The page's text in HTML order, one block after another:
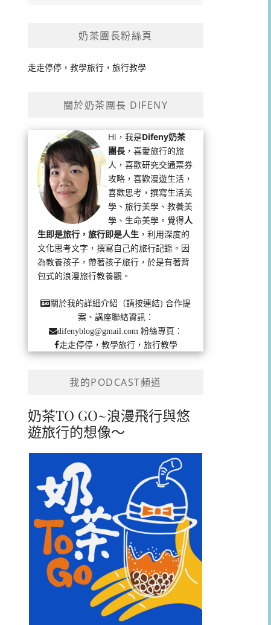
奶茶團長粉絲頁
走走停停，教學旅行，旅行教學
關於奶茶團長 DIFENY
Hi，我是Difeny奶茶
團長 ，喜愛旅行的旅
人，喜歡研究交通票券
攻略，喜歡漫遊生活，
喜歡思考，撰寫生活美
學、旅行美學、教養美
學、生命美學。覺得人
生即是旅行，旅行即是人生 ，利用深度的
文化思考文字，撰寫自己的旅行記錄。因
為教養孩子，帶著孩子旅行，於是有著背
包式的浪漫旅行教養觀。
關於我的詳細介紹（請按連結) 合作提
案、講座聯絡資訊：
difenyblog@gmail.com粉絲專頁：
走走停停，教學旅行，旅行教學
我的PODCAST頻道
奶茶TO GO~浪漫飛行與悠
遊旅行的想像～